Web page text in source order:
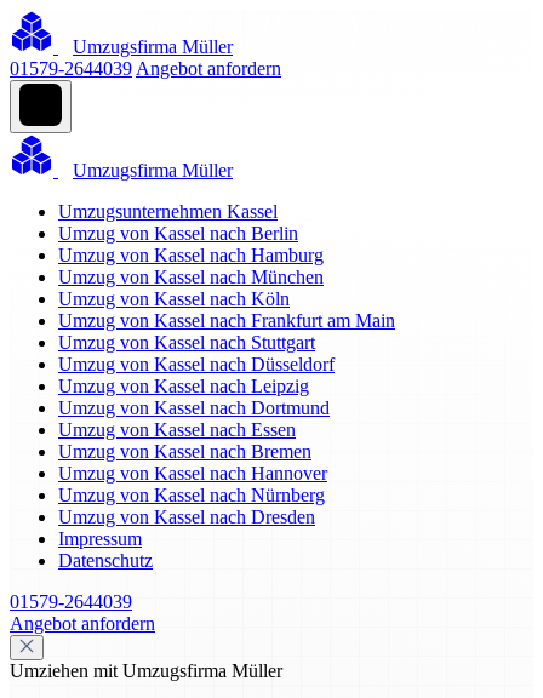
Umzugsfirma Müller
01579-2644039 Angebot anfordern
Umzugsfirma Müller
Umzugsunternehmen Kassel
Umzug von Kassel nach Berlin
Umzug von Kassel nach Hamburg
Umzug von Kassel nach München
Umzug von Kassel nach Köln
Umzug von Kassel nach Frankfurt am Main
Umzug von Kassel nach Stuttgart
Umzug von Kassel nach Düsseldorf
Umzug von Kassel nach Leipzig
Umzug von Kassel nach Dortmund
Umzug von Kassel nach Essen
Umzug von Kassel nach Bremen
Umzug von Kassel nach Hannover
Umzug von Kassel nach Nürnberg
Umzug von Kassel nach Dresden
Impressum
Datenschutz
01579-2644039
Angebot anfordern
Umziehen mit Umzugsfirma Müller